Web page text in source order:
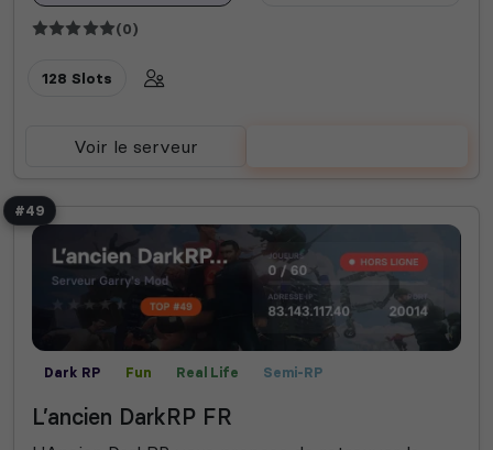
(0)
128 Slots
Voir le serveur
#49
Dark RP Fun Real Life Semi-RP
L’ancien DarkRP FR